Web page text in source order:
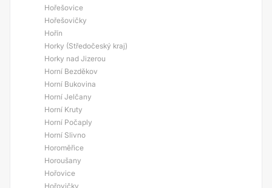
Hořešovice
Hořešovičky
Hořín
Horky (Středočeský kraj)
Horky nad Jizerou
Horní Bezděkov
Horní Bukovina
Horní Jelčany
Horní Kruty
Horní Počaply
Horní Slivno
Horoměřice
Horoušany
Hořovice
Hořovičky